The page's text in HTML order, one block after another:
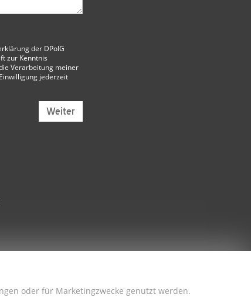
der DPolG
zur Kenntnis
Verarbeitung meiner
jederzeit
Weiter
oder für Marketingzwecke genutzt werden.